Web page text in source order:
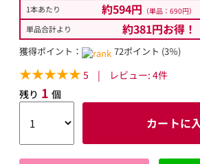
1本あたり 約594円 （単品：690円）
単品合計より 約381円お得！
獲得ポイント： 72ポイント (3％)
5 | レビュー: 4件
残り 1 個
カートに